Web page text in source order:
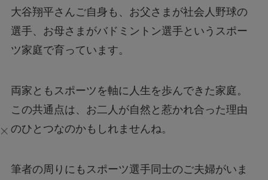
大谷翔平さんご自身も、お父さまが社会人野球の
選手、お母さまがバドミントン選手というスポー
ツ家庭で育っています。
両家ともスポーツを軸に人生を歩んできた家庭。
この共通点は、お二人が自然と惹かれ合った理由
のひとつなのかもしれませんね。
筆者の周りにもスポーツ選手同士のご夫婦がいま